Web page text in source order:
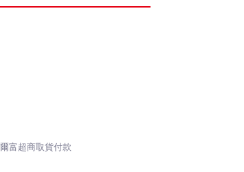
富超商取貨付款